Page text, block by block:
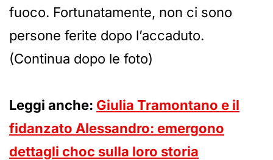
fuoco. Fortunatamente, non ci sono
persone ferite dopo l’accaduto.
(Continua dopo le foto)
Leggi anche: Giulia Tramontano e il
fidanzato Alessandro: emergono
dettagli choc sulla loro storia